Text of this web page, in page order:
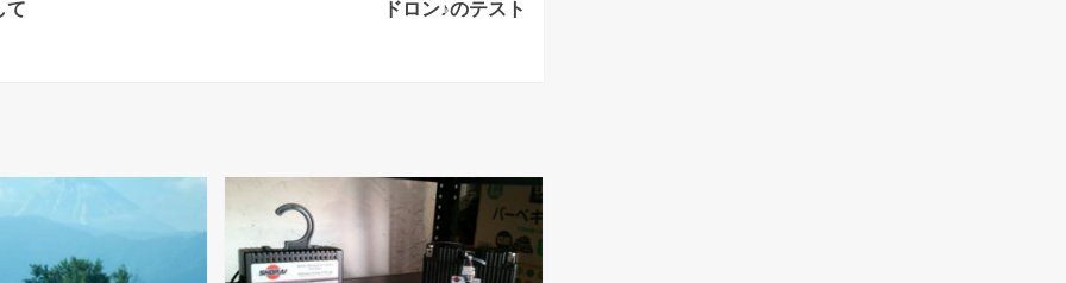
て
ドロン♪のテスト